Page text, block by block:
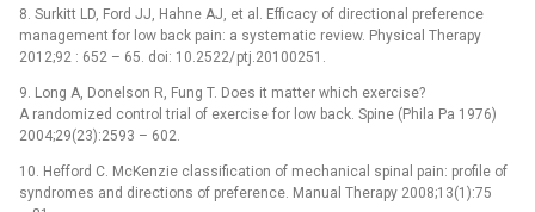
8. Surkitt LD, Ford JJ, Hahne AJ, et al. Ef­ficacy of directional preference
management for low back pain: a systematic review. Physical Therapy
2012;92 : 652 –⁠ 65. doi: 10.2522/ ptj.20100251.
9. Long A, Donelson R, Fung T. Does it matter which exercise?
A randomized control trial of exercise for low back. Spine (Phila Pa 1976)
2004;29(23):2593 –⁠ 602.
10. Hef­ford C. McKenzie clas­sification of mechanical spinal pain: profile of
syndromes and directions of preference. Manual Therapy 2008;13(1):75